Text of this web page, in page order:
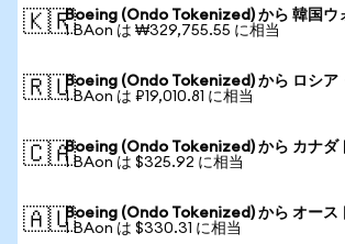
🇰🇷Boeing (Ondo Tokenized) から 韓国ウ
1 BAon は ₩329,755.55 に相当
🇷🇺Boeing (Ondo Tokenized) から ロシア
1 BAon は ₽19,010.81 に相当
🇨🇦Boeing (Ondo Tokenized) から カナダ
1 BAon は $325.92 に相当
🇦🇺Boeing (Ondo Tokenized) から オース
1 BAon は $330.31 に相当